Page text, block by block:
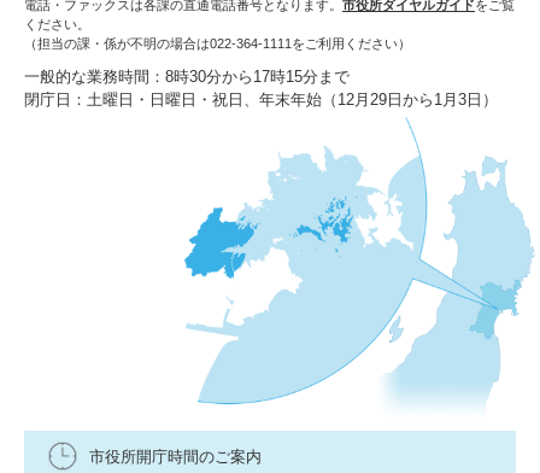
電話・ファックスは各課の直通電話番号となります。 市役所ダイヤルガイドをご覧
ください。
（担当の課・係が不明の場合は022-364-1111をご利用ください）
一般的な業務時間：8時30分から17時15分まで
閉庁日：土曜日・日曜日・祝日、年末年始（12月29日から1月3日）
市役所開庁時間のご案内